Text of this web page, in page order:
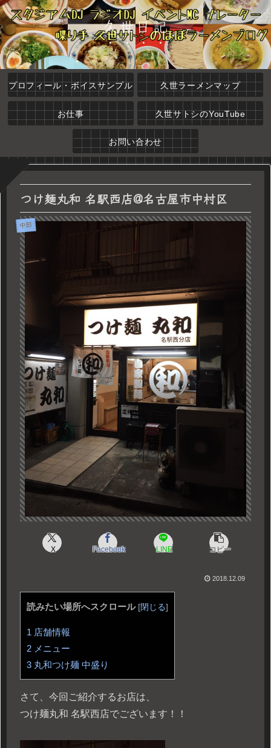
久世日記
プロフィール・ボイスサンプル 久世ラーメンマップ
お仕事 久世サトシのYouTube
お問い合わせ
つけ麺丸和 名駅西店@名古屋市中村区
中部
X Facebook LINE コピー
2018.12.09
読みたい場所へスクロール [閉じる]
1 店舗情報
2 メニュー
3 丸和つけ麺 中盛り
さて、今回ご紹介するお店は、
つけ麺丸和 名駅西店でございます！！